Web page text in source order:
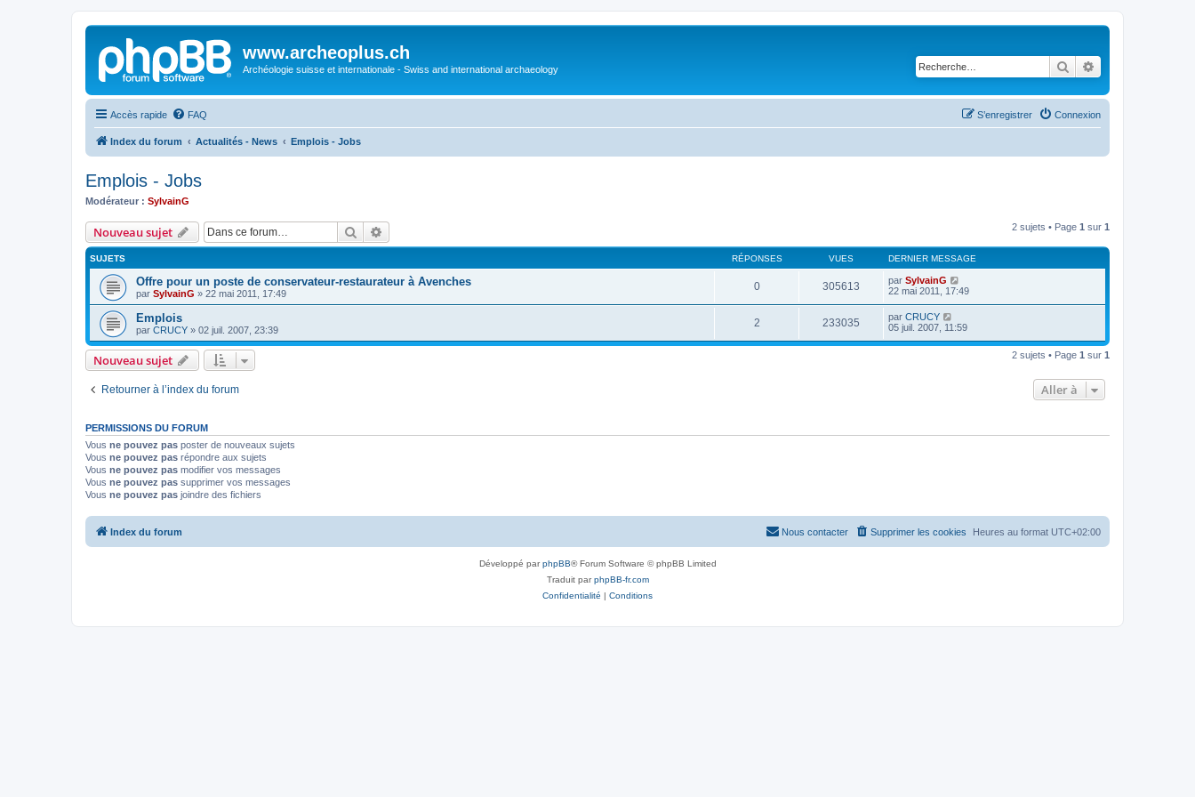
www.archeoplus.ch
Archéologie suisse et internationale - Swiss and international archaeology Rechercher
Accès rapide FAQ Connexion
S’enregistrer
Index du forum Actualités - News Emplois - Jobs
Emplois - Jobs
Modérateur : SylvainG
Nouveau sujet Rechercher 2 sujets • Page 1 sur 1
SUJETS RÉPONSES VUES DERNIER MESSAGE
Offre pour un poste de conservateur-restaurateur à Avenches
par SylvainG » 22 mai 2011, 17:49
0 305613 par SylvainG
22 mai 2011, 17:49
Emplois
par CRUCY » 02 juil. 2007, 23:39
2 233035 par CRUCY
05 juil. 2007, 11:59
Nouveau sujet 2 sujets • Page 1 sur 1
Retourner à l’index du forum Aller à
PERMISSIONS DU FORUM
Vous ne pouvez pas poster de nouveaux sujets
Vous ne pouvez pas répondre aux sujets
Vous ne pouvez pas modifier vos messages
Vous ne pouvez pas supprimer vos messages
Vous ne pouvez pas joindre des fichiers
Index du forum Heures au format UTC+02:00
Supprimer les cookies
Nous contacter
Développé parphpBB® Forum Software © phpBB Limited
Traduit parphpBB-fr.com
Confidentialité | Conditions